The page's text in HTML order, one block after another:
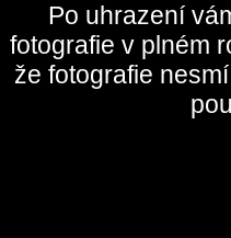
Po uhrazení
fotografie v plném
že fotografie